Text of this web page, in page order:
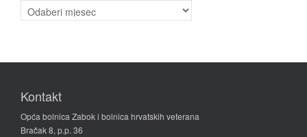
Arhiva
vijesti
Kontakt
Opća bolnica Zabok i bolnica hrvatskih veterana
Bračak 8, p.p. 36